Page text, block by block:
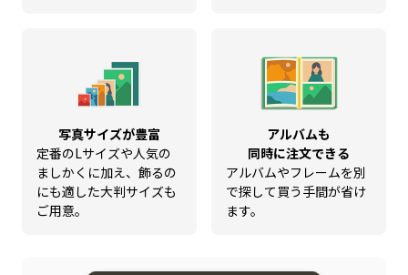
写真サイズが豊富
定番のLサイズや人気の
ましかくに加え、飾るの
にも適した大判サイズも
ご用意。
アルバムも
同時に注文できる
アルバムやフレームを別
で探して買う手間が省け
ます。